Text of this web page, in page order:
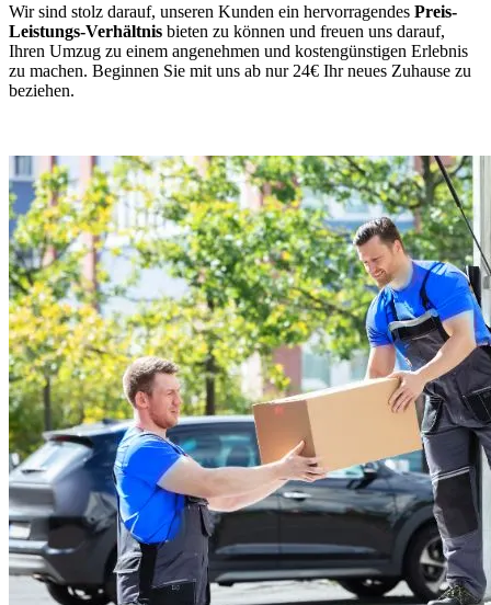
Wir sind stolz darauf, unseren Kunden ein hervorragendes Preis-
Leistungs-Verhältnis bieten zu können und freuen uns darauf,
Ihren Umzug zu einem angenehmen und kostengünstigen Erlebnis
zu machen. Beginnen Sie mit uns ab nur 24€ Ihr neues Zuhause zu
beziehen.